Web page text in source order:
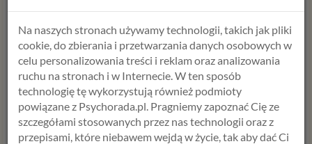
patrzeć na siebie wzajemnie oczami wewnętrznymi –
wyjaśniła.
Ale obydwoje muszą się odsłonić. I przestać walczyć.
Formularz zamówienia
Na naszych stronach używamy technologii, takich jak pliki
cookie, do zbierania i przetwarzania danych osobowych w
celu personalizowania treści i reklam oraz analizowania
ruchu na stronach i w Internecie. W ten sposób
technologię tę wykorzystują również podmioty
powiązane z Psychorada.pl. Pragniemy zapoznać Cię ze
szczegółami stosowanych przez nas technologii oraz z
przepisami, które niebawem wejdą w życie, tak aby dać Ci